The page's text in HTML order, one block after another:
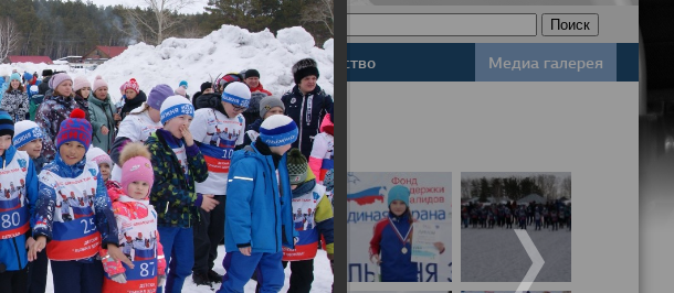
Задать вопрос
Базы данных Законодательство Медиа галерея